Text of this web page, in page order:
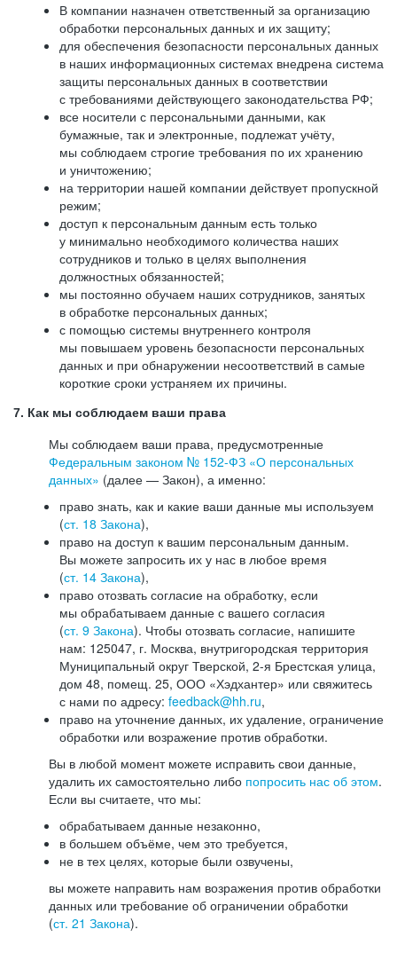
В компании назначен ответственный за организацию
обработки персональных данных и их защиту;
для обеспечения безопасности персональных данных
в наших информационных системах внедрена система
защиты персональных данных в соответствии
с требованиями действующего законодательства РФ;
все носители с персональными данными, как
бумажные, так и электронные, подлежат учёту,
мы соблюдаем строгие требования по их хранению
и уничтожению;
на территории нашей компании действует пропускной
режим;
доступ к персональным данным есть только
у минимально необходимого количества наших
сотрудников и только в целях выполнения
должностных обязанностей;
мы постоянно обучаем наших сотрудников, занятых
в обработке персональных данных;
с помощью системы внутреннего контроля
мы повышаем уровень безопасности персональных
данных и при обнаружении несоответствий в самые
короткие сроки устраняем их причины.
7. Как мы соблюдаем ваши права
Мы соблюдаем ваши права, предусмотренные
Федеральным законом № 152-ФЗ «О персональных
данных» (далее — Закон), а именно:
право знать, как и какие ваши данные мы используем
(ст. 18 Закона),
право на доступ к вашим персональным данным.
Вы можете запросить их у нас в любое время
(ст. 14 Закона),
право отозвать согласие на обработку, если
мы обрабатываем данные с вашего согласия
(ст. 9 Закона). Чтобы отозвать согласие, напишите
нам: 125047, г. Москва, внутригородская территория
Муниципальный округ Тверской, 2-я Брестская улица,
дом 48, помещ. 25, ООО «Хэдхантер» или свяжитесь
с нами по адресу: feedback@hh.ru,
право на уточнение данных, их удаление, ограничение
обработки или возражение против обработки.
Вы в любой момент можете исправить свои данные,
удалить их самостоятельно либо попросить нас об этом.
Если вы считаете, что мы:
обрабатываем данные незаконно,
в большем объёме, чем это требуется,
не в тех целях, которые были озвучены,
вы можете направить нам возражения против обработки
данных или требование об ограничении обработки
(ст. 21 Закона).